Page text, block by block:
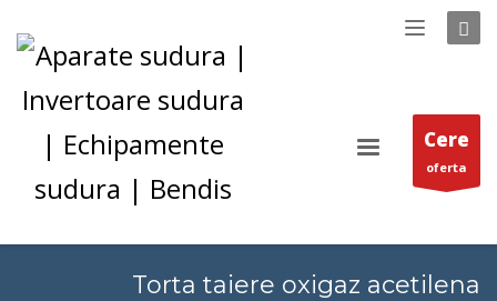
Cere
oferta
Torta taiere oxigaz acetilena